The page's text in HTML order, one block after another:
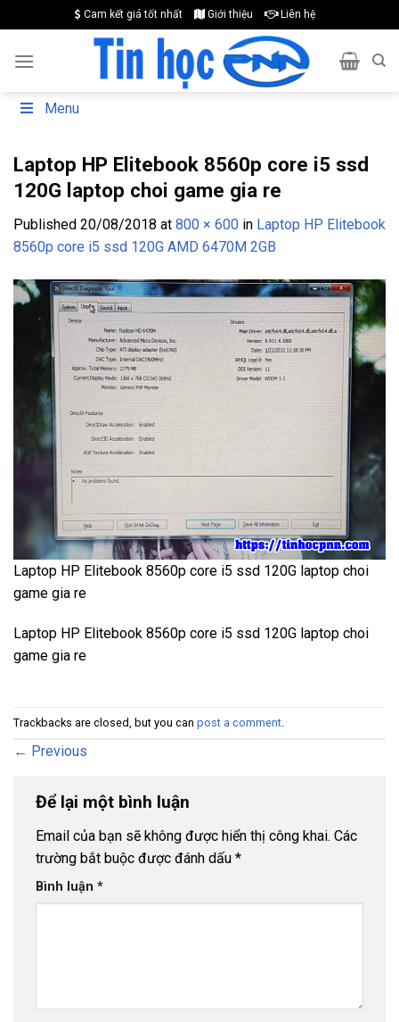
to
content
Cam kết giá tốt nhất Giới thiệu Liên hệ
Menu
Laptop HP Elitebook 8560p core i5 ssd
120G laptop choi game gia re
Published 20/08/2018 at 800 × 600 in Laptop HP Elitebook
8560p core i5 ssd 120G AMD 6470M 2GB
Laptop HP Elitebook 8560p core i5 ssd 120G laptop choi
game gia re
Laptop HP Elitebook 8560p core i5 ssd 120G laptop choi
game gia re
Trackbacks are closed, but you can post a comment
← Previous
Để lại một bình luận
Email của bạn sẽ không được hiển thị công khai. Các
trường bắt buộc được đánh dấu *
Bình luận *